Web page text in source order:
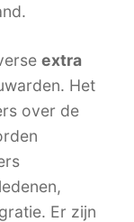
extra
Het
over de
Er zijn